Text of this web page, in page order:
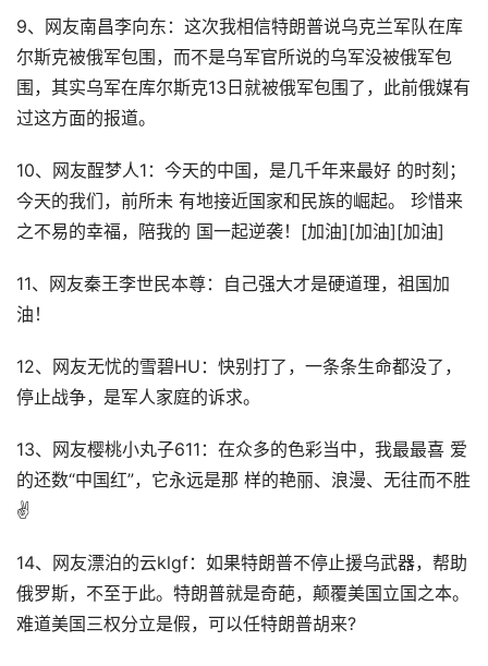
9、网友南昌李向东：这次我相信特朗普说乌克兰军队在库
尔斯克被俄军包围，而不是乌军官所说的乌军没被俄军包
围，其实乌军在库尔斯克13日就被俄军包围了，此前俄媒有
过这方面的报道。
10、网友酲梦人1：今天的中国，是几千年来最好 的时刻；
今天的我们，前所未 有地接近国家和民族的崛起。 珍惜来
之不易的幸福，陪我的 国一起逆袭！[加油][加油][加油]
11、网友秦王李世民本尊：自己强大才是硬道理，祖国加
油！
12、网友无忧的雪碧HU：快别打了，一条条生命都没了，
停止战争，是军人家庭的诉求。
13、网友樱桃小丸子611：在众多的色彩当中，我最最喜 爱
的还数“中国红”，它永远是那 样的艳丽、浪漫、无往而不胜
✌️
14、网友漂泊的云klgf：如果特朗普不停止援乌武器，帮助
俄罗斯，不至于此。特朗普就是奇葩，颠覆美国立国之本。
难道美国三权分立是假，可以任特朗普胡来?